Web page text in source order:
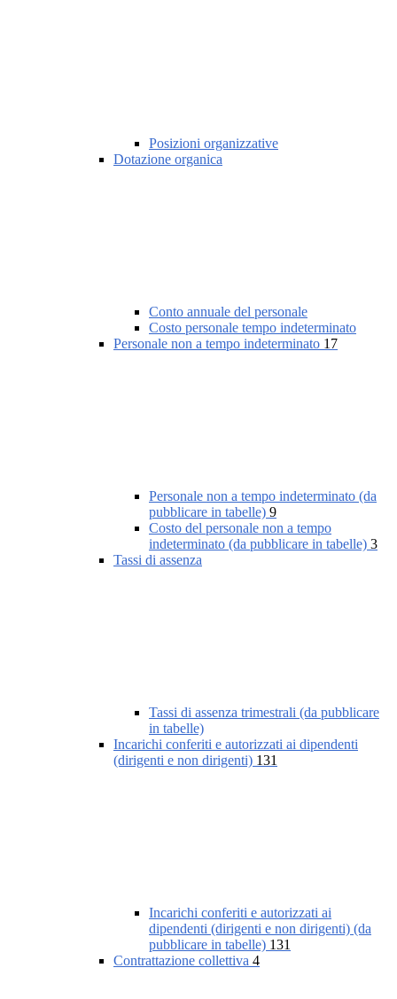
Posizioni organizzative
Dotazione organica
Conto annuale del personale
Costo personale tempo indeterminato
Personale non a tempo indeterminato 17
Personale non a tempo indeterminato (da
pubblicare in tabelle) 9
Costo del personale non a tempo
indeterminato (da pubblicare in tabelle) 3
Tassi di assenza
Tassi di assenza trimestrali (da pubblicare
in tabelle)
Incarichi conferiti e autorizzati ai dipendenti
(dirigenti e non dirigenti) 131
Incarichi conferiti e autorizzati ai
dipendenti (dirigenti e non dirigenti) (da
pubblicare in tabelle) 131
Contrattazione collettiva 4